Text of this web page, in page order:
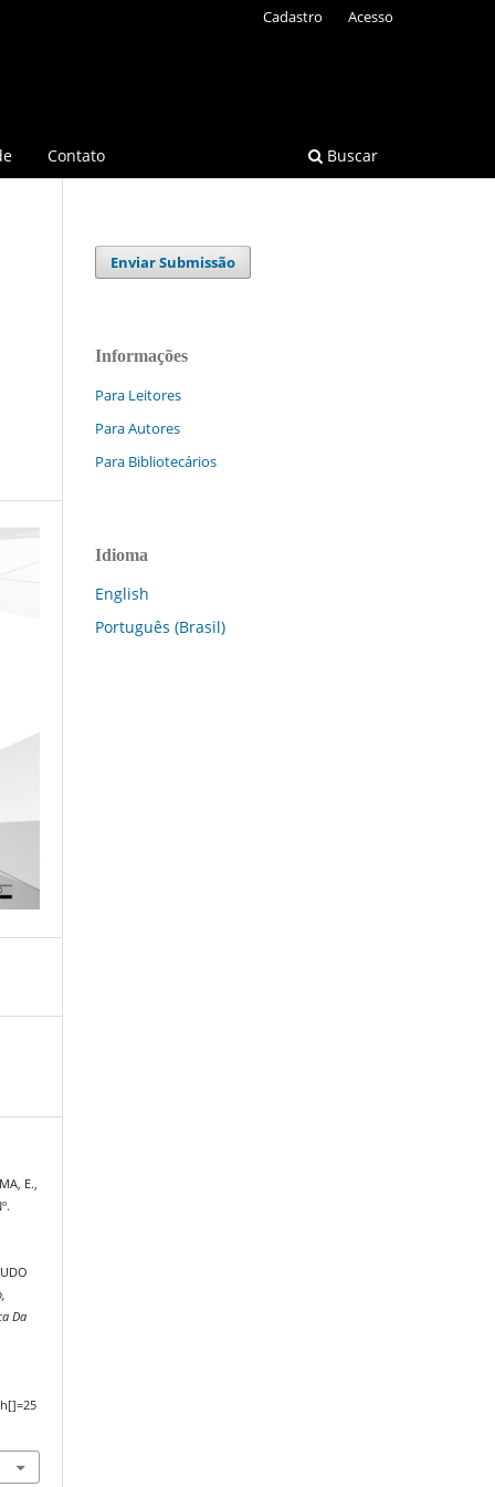
Contato Buscar
Cadastro Acesso
E.,
Da
Enviar Submissão
Informações
Para Leitores
Para Autores
Para Bibliotecários
Idioma
English
Português (Brasil)